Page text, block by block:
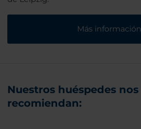
Más información
Nuestros huéspedes nos
recomiendan: